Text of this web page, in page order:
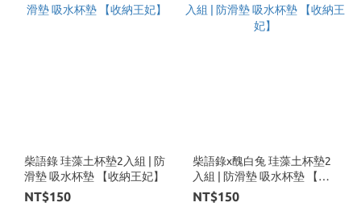
柴語錄 珪藻土杯墊2入組 | 防
滑墊 吸水杯墊 【收納王妃】
NT$150
柴語錄x醜白兔 珪藻土杯墊2
入組 | 防滑墊 吸水杯墊 【收
納王妃】
NT$150